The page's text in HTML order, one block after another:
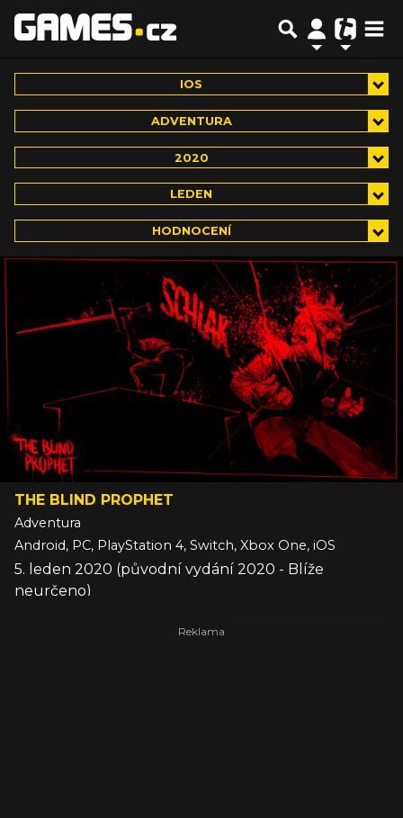
IOS
ADVENTURA
2020
LEDEN
HODNOCENÍ
THE BLIND PROPHET
Adventura
Android, PC, PlayStation 4, Switch, Xbox One, iOS
5. leden 2020 (původní vydání 2020 - Blíže
neurčeno)